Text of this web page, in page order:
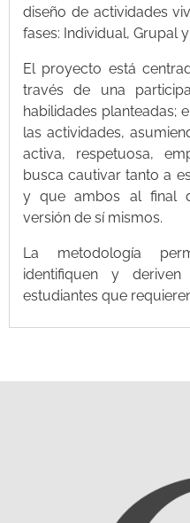
diseño de actividades
fases: Individual, Grupal
El proyecto está
través de una
habilidades planteadas;
las actividades,
activa, respetuosa,
busca cautivar tanto a
y que ambos al final
versión de sí mismos.
La metodología
identifiquen y
estudiantes que